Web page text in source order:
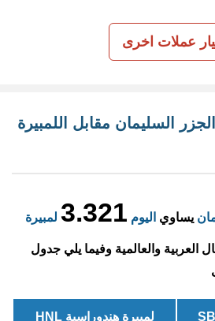
عملات اخرى
السليمان مقابل اللمبيرة
يساوي اليوم 3.321 لمبيرة
العربية والعالمية وفيما يلي جدول
لمبيرة هندوراسية HNL